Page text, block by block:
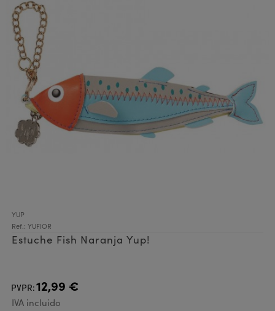
YUP
Ref.: YUFIOR
Estuche Fish Naranja Yup!
PVPR:12,99 €
IVA incluido